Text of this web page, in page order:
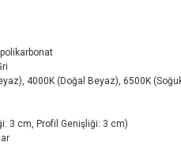
polikarbonat
4000K (Doğal Beyaz), 6500K
3 cm, Profil Genişliği: 3 cm)